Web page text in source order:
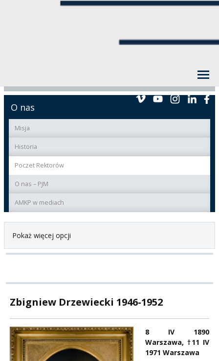
O nas
Misja
Historia
Poczet Rektorów
O nas – PJM
AMKP w mediach
Pokaż więcej opcji
Zbigniew Drzewiecki 1946-1952
8 IV 1890
Warszawa, †11 IV
1971 Warszawa